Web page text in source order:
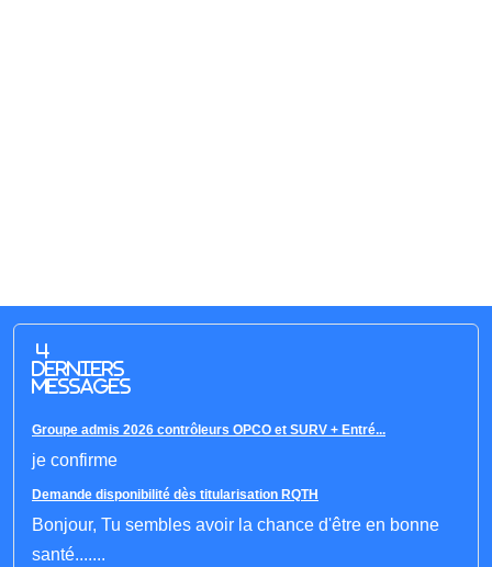
4
derniers
messages
Groupe admis 2026 contrôleurs OPCO et SURV + Entré...
je confirme
Demande disponibilité dès titularisation RQTH
Bonjour, Tu sembles avoir la chance d'être en bonne
santé.......